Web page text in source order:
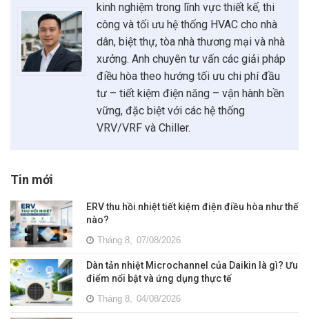
kinh nghiệm trong lĩnh vực thiết kế, thi
công và tối ưu hệ thống HVAC cho nhà
dân, biệt thự, tòa nhà thương mại và nhà
xưởng. Anh chuyên tư vấn các giải pháp
điều hòa theo hướng tối ưu chi phí đầu
tư – tiết kiệm điện năng – vận hành bền
vững, đặc biệt với các hệ thống
VRV/VRF và Chiller.
Tin mới
ERV thu hồi nhiệt tiết kiệm điện điều hòa như thế
nào?
Tháng 8, 07/08/2026
Dàn tản nhiệt Microchannel của Daikin là gì? Ưu
điểm nổi bật và ứng dụng thực tế
Tháng 8, 04/08/2026